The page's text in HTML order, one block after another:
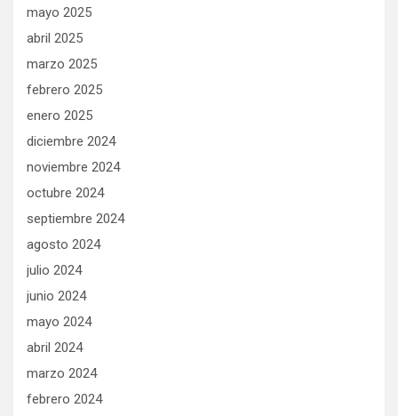
mayo 2025
abril 2025
marzo 2025
febrero 2025
enero 2025
diciembre 2024
noviembre 2024
octubre 2024
septiembre 2024
agosto 2024
julio 2024
junio 2024
mayo 2024
abril 2024
marzo 2024
febrero 2024